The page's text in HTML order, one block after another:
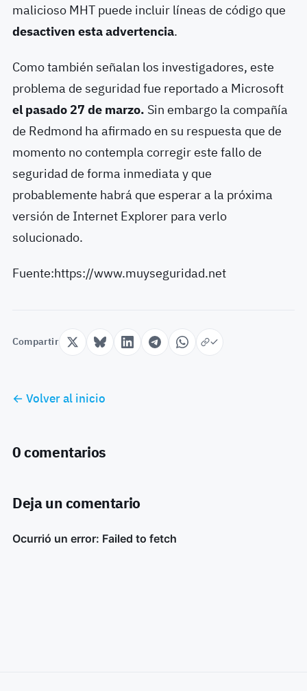
malicioso MHT puede incluir líneas de código que
desactiven esta advertencia.
Como también señalan los investigadores, este
problema de seguridad fue reportado a Microsoft
el pasado 27 de marzo. Sin embargo la compañía
de Redmond ha afirmado en su respuesta que de
momento no contempla corregir este fallo de
seguridad de forma inmediata y que
probablemente habrá que esperar a la próxima
versión de Internet Explorer para verlo
solucionado.
Fuente:https://www.muyseguridad.net
Compartir
← Volver al inicio
0 comentarios
Deja un comentario